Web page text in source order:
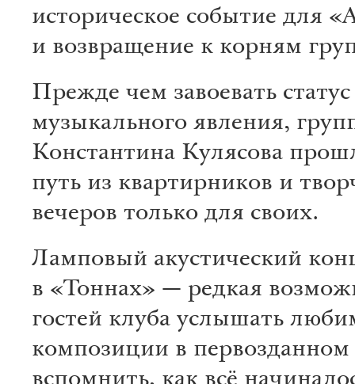
историческое событие для
и возвращение к корням
Прежде чем завоевать статус
музыкального явления,
Константина Кулясова
путь из квартирников и
вечеров только для своих.
Ламповый акустический
в «Тоннах» — редкая
гостей клуба услышать
композиции в первозданном